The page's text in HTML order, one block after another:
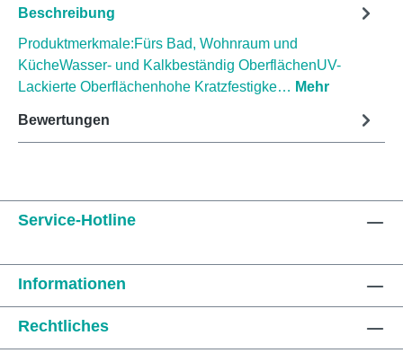
Beschreibung
Produktmerkmale:Fürs Bad, Wohnraum und
KücheWasser- und Kalkbeständig OberflächenUV-
Lackierte Oberflächenhohe Kratzfestigke… Mehr
Bewertungen
Service-Hotline
Informationen
Rechtliches